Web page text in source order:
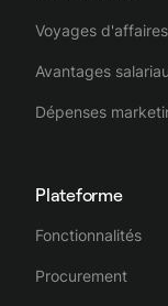
Voyages d'affaires
Avantages
Dépenses
Plateforme
Fonctionnalités
Procurement